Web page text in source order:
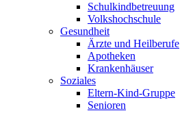
Schulkindbetreuung
Volkshochschule
Gesundheit
Ärzte und Heilberufe
Apotheken
Krankenhäuser
Soziales
Eltern-Kind-Gruppe
Senioren